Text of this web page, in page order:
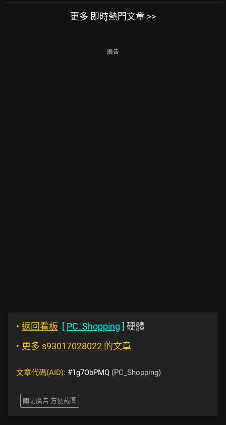
更多 即時熱門文章 >>
廣告
‣ 返回看板 [ PC_Shopping ] 硬體
‣ 更多 s93017028022 的文章
文章代碼(AID): #1g7ObPMQ (PC_Shopping)
關閉廣告 方便截圖